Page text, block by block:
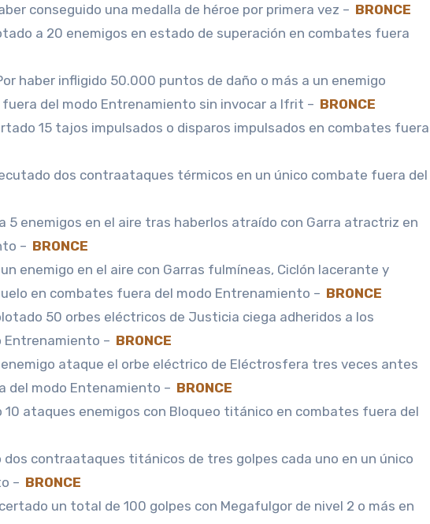
conseguido una medalla de héroe por primera vez – BRONCE
a 20 enemigos en estado de superación en combates fuera
haber infligido 50.000 puntos de daño o más a un enemigo
del modo Entrenamiento sin invocar a Ifrit – BRONCE
15 tajos impulsados o disparos impulsados en combates fuera
dos contraataques térmicos en un único combate fuera del
5 enemigos en el aire tras haberlos atraído con Garra atractriz en
– BRONCE
enemigo en el aire con Garras fulmíneas, Ciclón lacerante y
en combates fuera del modo Entrenamiento – BRONCE
50 orbes eléctricos de Justicia ciega adheridos a los
Entrenamiento – BRONCE
enemigo ataque el orbe eléctrico de Eléctrosfera tres veces antes
del modo Entenamiento – BRONCE
10 ataques enemigos con Bloqueo titánico en combates fuera del
dos contraataques titánicos de tres golpes cada uno en un único
– BRONCE
un total de 100 golpes con Megafulgor de nivel 2 o más en